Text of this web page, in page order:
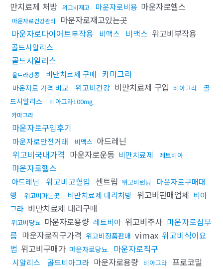
만치료제 처방 위고비재고 마운자로비용 마운자로헬스
마운자로건강관리
마운자로재고있는곳
마운자로다이어트부작용
비맥스 비맥스 위고비부작용
골드시알리스
골드시알리스
울트라킹콩 비만치료제 구매 카마그라
마운자로 가격 비교 위고비건강 비만치료제 구입 비아그라
골
드시알리스
비아그라100mg
카마그라
마운자로구입후기
마운자로안전거래 비맥스 아드레닌
위고비국내가격 마운자로운동 비만치료제 레트비아
마운자로헬스
아드레닌 위고비고혈압 센트립 위고비런닝
마운자로구매대
행
위고비파는곳 비만치료제 대리처방 위고비판매업체 비아
그라 비만치료제 대리구매
위고비당뇨 마운자로용량 레트비아 위고비주사 마운자로심부
름 마운자로직구가격 위고비정품판매 vimax 위고비식이요
법 위고비구매가 마운자로당뇨 마운자로직구
시알리스 골드비아그라 마운자로용량 비아그라 프로코밀